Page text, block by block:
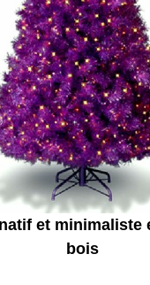
et minimaliste
bois